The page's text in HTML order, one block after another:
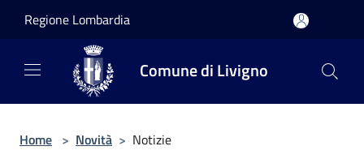
Regione Lombardia
Comune di Livigno
Home > Novità > Notizie